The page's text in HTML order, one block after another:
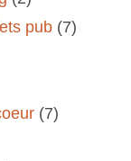
pub (7)
(7)